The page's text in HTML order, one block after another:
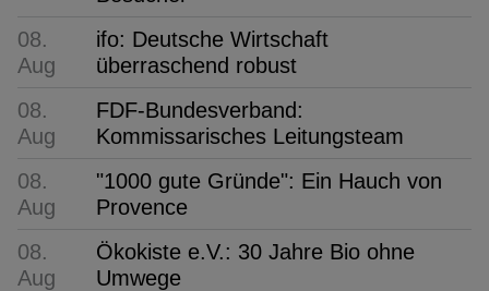
08.
Aug
ifo: Deutsche Wirtschaft
überraschend robust
08.
Aug
FDF-Bundesverband:
Kommissarisches Leitungsteam
08.
Aug
"1000 gute Gründe": Ein Hauch von
Provence
08.
Aug
Ökokiste e.V.: 30 Jahre Bio ohne
Umwege